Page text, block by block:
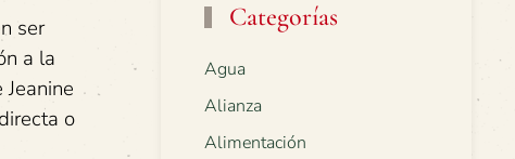
ser
a la
o
Categorías
Agua
Alianza
Alimentación